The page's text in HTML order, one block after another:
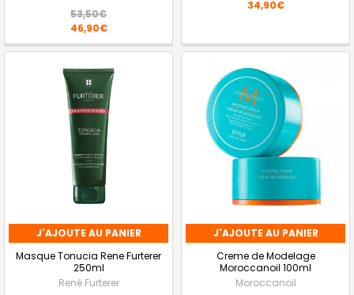
53,50€
46,90€
34,90€
J'AJOUTE AU PANIER
Masque Tonucia Rene Furterer
250ml
René Furterer
J'AJOUTE AU PANIER
Creme de Modelage
Moroccanoil 100ml
Moroccanoil